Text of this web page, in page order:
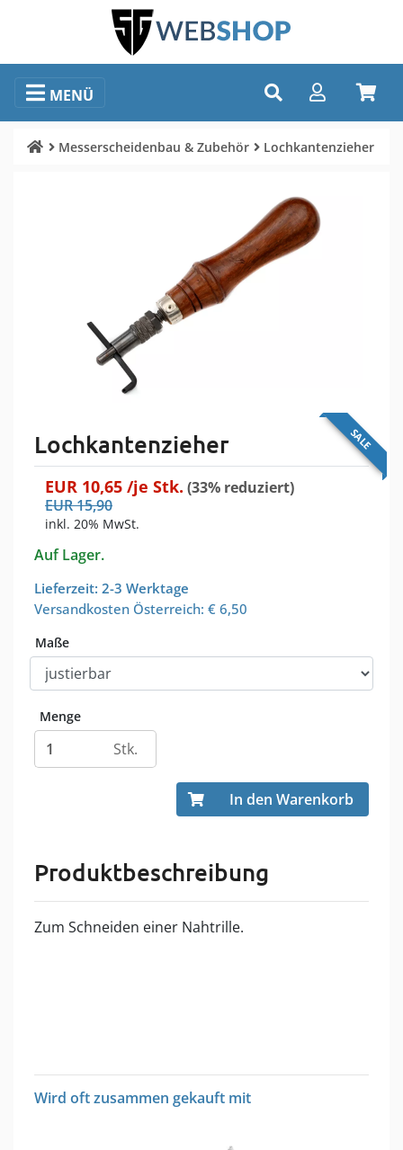
MENÜ
Messerscheidenbau & Zubehör Lochkantenzieher
SALE
Lochkantenzieher
EUR 10,65 /je Stk. (33% reduziert)
EUR15,90
inkl. 20% MwSt.
Auf Lager.
Lieferzeit: 2-3 Werktage
Versandkosten Österreich: € 6,50
Maße
Menge
Stk.
In den Warenkorb
Produktbeschreibung
Zum Schneiden einer Nahtrille.
Wird oft zusammen gekauft mit